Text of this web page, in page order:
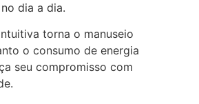
dia a dia.
torna o manuseio
o consumo de energia
seu compromisso com